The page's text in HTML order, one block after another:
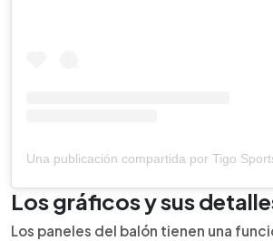
Los gráficos y sus
Los paneles del balón tienen una